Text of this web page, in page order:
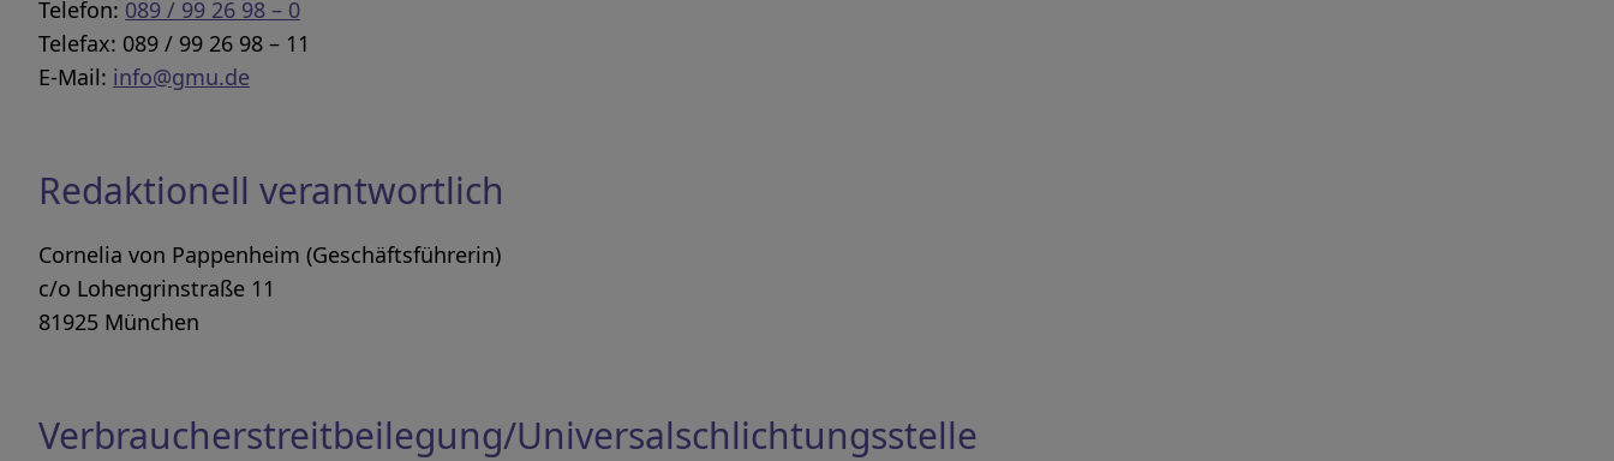
Telefon: 089 / 99 26 98 – 0
Telefax: 089 / 99 26 98 – 11
E-Mail: info@gmu.de
Redaktionell verantwortlich
Cornelia von Pappenheim (Geschäftsführerin)
c/o Lohengrinstraße 11
81925 München
Verbraucherstreitbeilegung/Universalschlichtungsstelle